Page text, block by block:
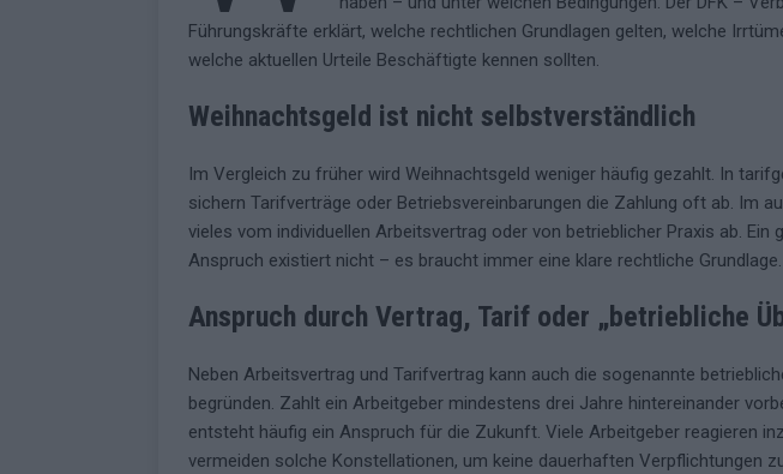
Führungskräfte erklärt, welche rechtlichen Grundlagen gelten, welche
welche aktuellen Urteile Beschäftigte kennen sollten.
Weihnachtsgeld ist nicht selbstverständlich
Im Vergleich zu früher wird Weihnachtsgeld weniger häufig gezahlt. In
sichern Tarifverträge oder Betriebsvereinbarungen die Zahlung oft ab. Im
vieles vom individuellen Arbeitsvertrag oder von betrieblicher Praxis ab. Ein
Anspruch existiert nicht – es braucht immer eine klare rechtliche Grundlage.
Anspruch durch Vertrag, Tarif oder „betriebliche
Neben Arbeitsvertrag und Tarifvertrag kann auch die sogenannte
begründen. Zahlt ein Arbeitgeber mindestens drei Jahre hintereinander
entsteht häufig ein Anspruch für die Zukunft. Viele Arbeitgeber reagieren
vermeiden solche Konstellationen, um keine dauerhaften Verpflichtungen